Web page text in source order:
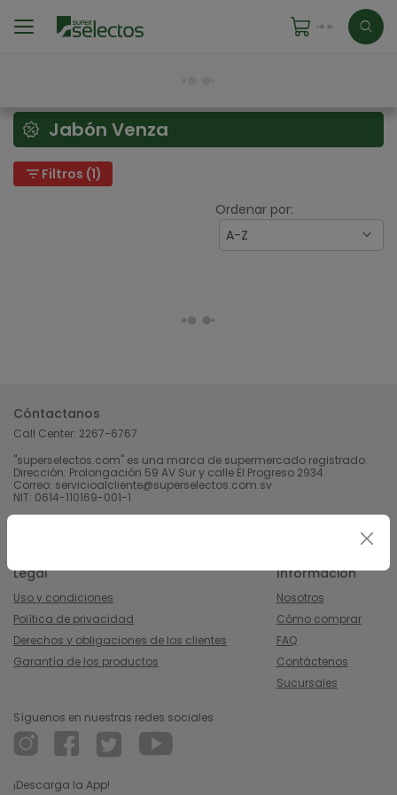
Jabón Venza
filter_list Filtros (1)
Ordenar por:
A-Z
Cóntactanos
Call Center: 2267-6767
"superselectos.com" es una marca de supermercado registrado.
Dirección: Prolongación 59 AV Sur y calle El Progreso 2934.
Correo: servicioalcliente@superselectos.com.sv
NIT: 0614-110169-001-1
Legal
Uso y condiciones
Política de privacidad
Derechos y obligaciones de los clientes
Garantía de los productos
Información
Nosotros
Cómo comprar
FAQ
Contáctenos
Sucursales
Síguenos en nuestras redes sociales
¡Descarga la App!